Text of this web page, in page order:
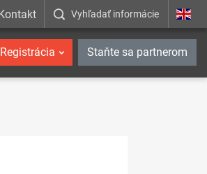
Vyhľadať informácie
Registrácia Staňte sa partnerom